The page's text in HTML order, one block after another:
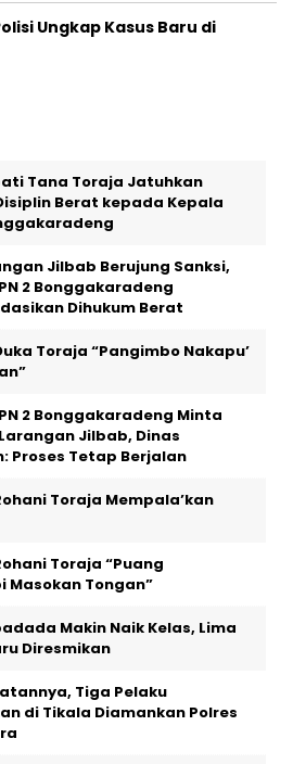
Ungkap Kasus Baru di
Tana Toraja Jatuhkan
Berat kepada Kepala
Jilbab Berujung Sanksi,
2 Bonggakaradeng
Dihukum Berat
Toraja “Pangimbo Nakapu’
2 Bonggakaradeng Minta
Jilbab, Dinas
Proses Tetap Berjalan
Toraja Mempala’kan
Toraja “Puang
Masokan Tongan”
Makin Naik Kelas, Lima
Diresmikan
Tiga Pelaku
di Tikala Diamankan Polres